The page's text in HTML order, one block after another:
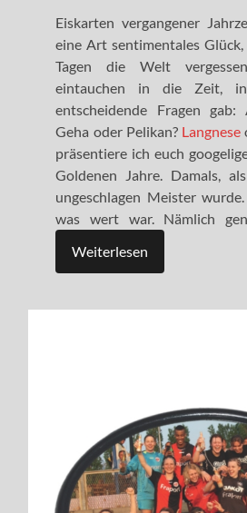
Eiskarten vergangener
eine Art sentimentales
Tagen die Welt
eintauchen in die Zeit,
entscheidende Fragen gab:
Geha oder Pelikan? Langnese
präsentiere ich euch
Goldenen Jahre. Damals,
ungeschlagen Meister
was wert war. Nämlich
Weiterlesen